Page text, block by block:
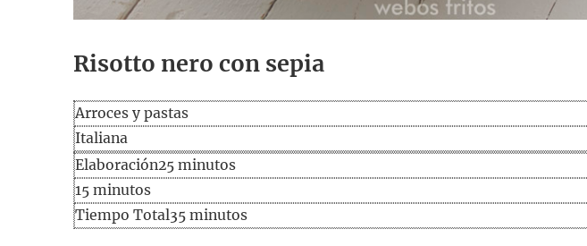
Risotto nero con sepia
Arroces y pastas
Italiana
Elaboración25minutos
minutos
15minutos
minutos
Tiempo Total35minutos
minutos